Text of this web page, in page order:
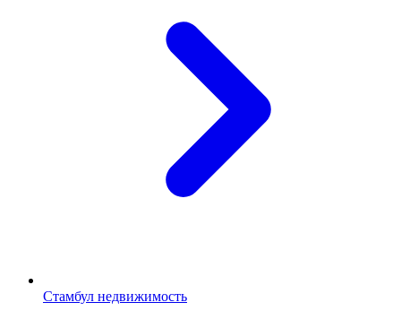
Стамбул недвижимость